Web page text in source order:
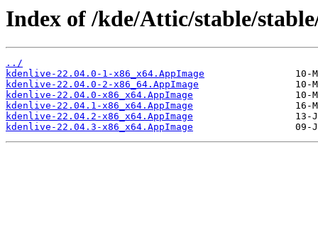
Index of /kde/Attic/stable/
../
kdenlive-22.04.0-1-x86_x64.AppImage
kdenlive-22.04.0-2-x86_64.AppImage
kdenlive-22.04.0-x86_x64.AppImage
kdenlive-22.04.1-x86_x64.AppImage
kdenlive-22.04.2-x86_x64.AppImage
kdenlive-22.04.3-x86_x64.AppImage